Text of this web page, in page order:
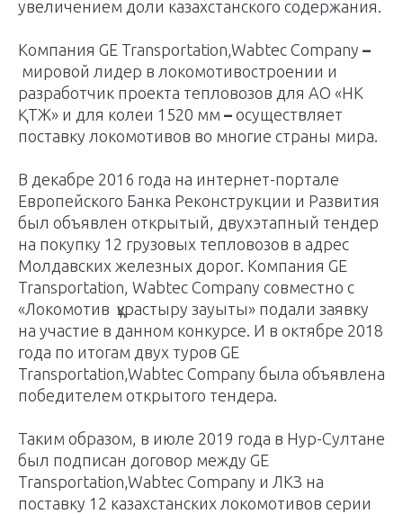
увеличением доли казахстанского содержания.
Компания GE Transportation,Wabtec Company –
мировой лидер в локомотивостроении и
разработчик проекта тепловозов для АО «НК
ҚТЖ» и для колеи 1520 мм – осуществляет
поставку локомотивов во многие страны мира.
В декабре 2016 года на интернет-портале
Европейского Банка Реконструкции и Развития
был объявлен открытый, двухэтапный тендер
на покупку 12 грузовых тепловозов в адрес
Молдавских железных дорог. Компания GE
Transportation, Wabtec Company совместно с
«Локомотив құрастыру зауыты» подали заявку
на участие в данном конкурсе. И в октябре 2018
года по итогам двух туров GE
Transportation,Wabtec Company была объявлена
победителем открытого тендера.
Таким образом, в июле 2019 года в Нур-Султане
был подписан договор между GE
Transportation,Wabtec Company и ЛКЗ на
поставку 12 казахстанских локомотивов серии